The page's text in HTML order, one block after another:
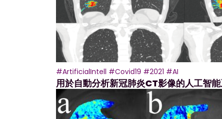
#ArtificialIntell #Covid19 #2021 #AI
用於自動分析新冠肺炎CT影像的人工智